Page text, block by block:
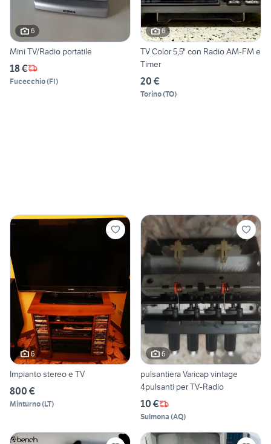
6
Mini TV/Radio portatile
18 €
Fucecchio(FI)
6
TV Color 5,5" con Radio AM-FM e
Timer
20 €
Torino(TO)
6
Impianto stereo e TV
800 €
Minturno(LT)
6
pulsantiera Varicap vintage
4pulsanti per TV-Radio
10 €
Sulmona (AQ)